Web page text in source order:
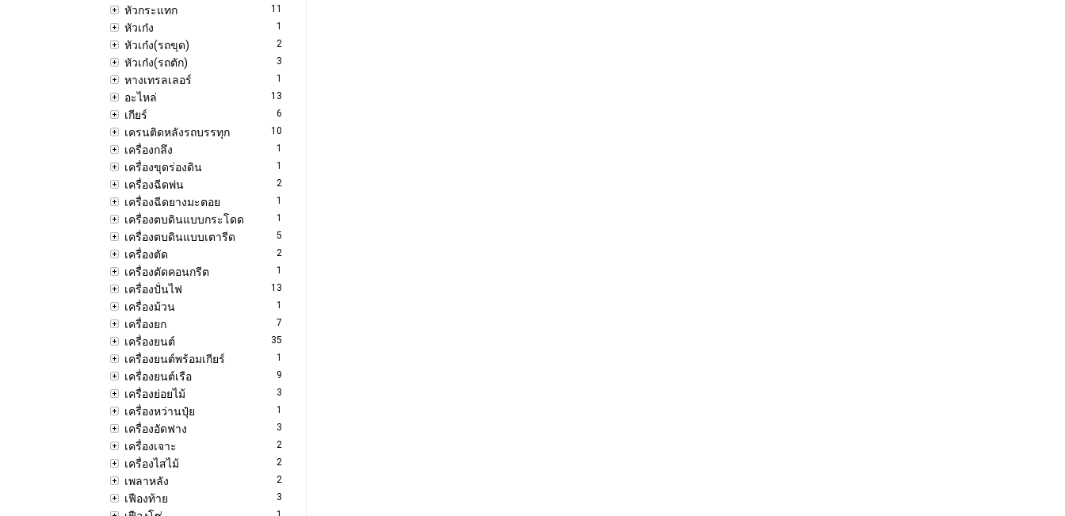
หัวกระแทก 11
หัวเก๋ง 1
หัวเก๋ง(รถขุด) 2
หัวเก๋ง(รถตัก) 3
หางเทรลเลอร์ 1
อะไหล่ 13
เกียร์ 6
เครนติดหลังรถบรรทุก 10
เครื่องกลึง 1
เครื่องขุดร่องดิน 1
เครื่องฉีดพ่น 2
เครื่องฉีดยางมะตอย 1
เครื่องตบดินแบบกระโดด 1
เครื่องตบดินแบบเตารีด 5
เครื่องตัด 2
เครื่องตัดคอนกรีต 1
เครื่องปั่นไฟ 13
เครื่องม้วน 1
เครื่องยก 7
เครื่องยนต์ 35
เครื่องยนต์พร้อมเกียร์ 1
เครื่องยนต์เรือ 9
เครื่องย่อยไม้ 3
เครื่องหว่านปุ๋ย 1
เครื่องอัดฟาง 3
เครื่องเจาะ 2
เครื่องไสไม้ 2
เพลาหลัง 2
เฟืองท้าย 3